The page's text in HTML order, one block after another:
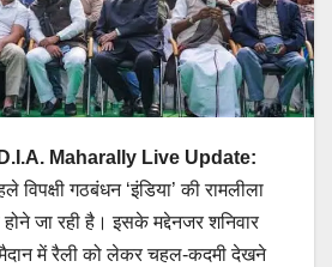
Maharally Live Update:
गठबंधन ‘इंडिया’ की रामलीला
जा रही है। इसके मद्देनजर शनिवार
मैदान में रैली को लेकर चहल-कदमी देखने